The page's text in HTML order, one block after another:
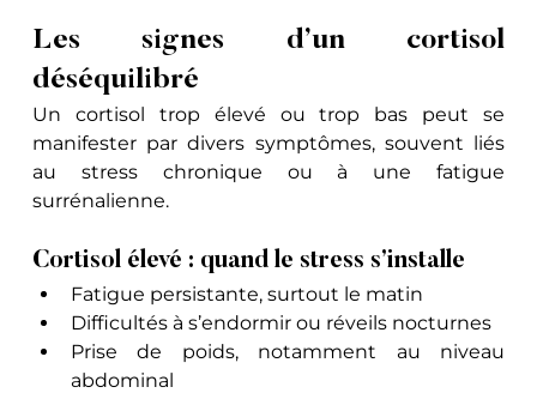
Les signes d’un cortisol
déséquilibré
Un cortisol trop élevé ou trop bas peut se
manifester par divers symptômes, souvent liés
au stress chronique ou à une fatigue
surrénalienne.
Cortisol élevé : quand le stress s’installe
Fatigue persistante, surtout le matin
Difficultés à s’endormir ou réveils nocturnes
Prise de poids, notamment au niveau
abdominal